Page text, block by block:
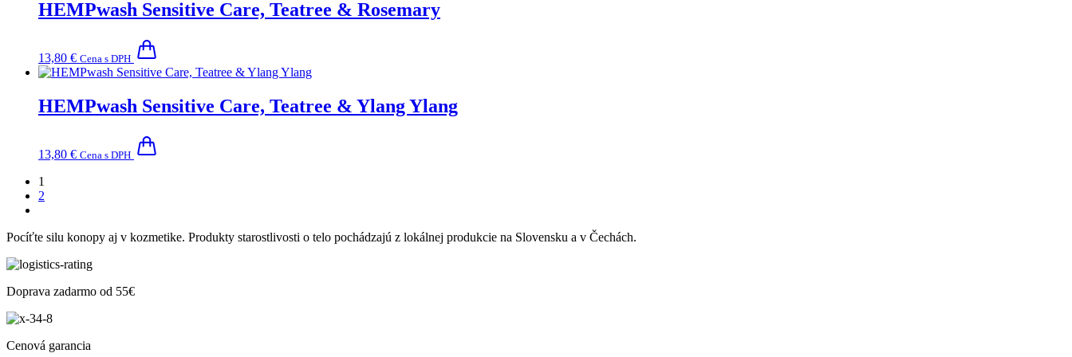
HEMPwash Sensitive Care, Teatree & Rosemary
13,80 € Cena s DPH
HEMPwash Sensitive Care, Teatree & Ylang Ylang
13,80 € Cena s DPH
1
2
Pocíťte silu konopy aj v kozmetike. Produkty starostlivosti o telo pochádzajú z lokálnej produkcie na Slovensku a v Čechách.
Doprava zadarmo od 55€
Cenová garancia